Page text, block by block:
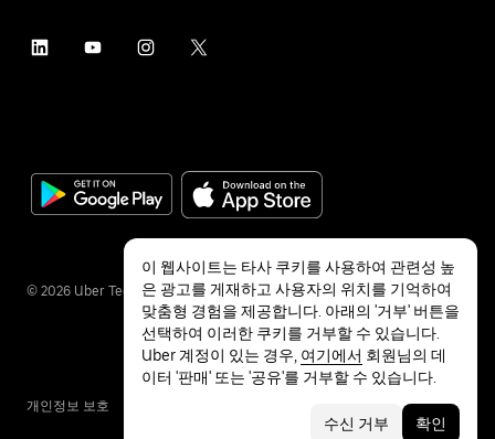
© 2026 Uber Technologies Inc.
개인정보 보호
이 웹사이트는 타사 쿠키를 사용하여 관련성 높
은 광고를 게재하고 사용자의 위치를 기억하여
맞춤형 경험을 제공합니다. 아래의 '거부' 버튼을
선택하여 이러한 쿠키를 거부할 수 있습니다.
Uber 계정이 있는 경우, 여기에서 회원님의 데
이터 '판매' 또는 '공유'를 거부할 수 있습니다.
수신 거부 확인